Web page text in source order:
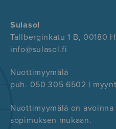
Sulasol
Tallberginkatu 1 B, 00180
info@sulasol.fi
Nuottimyymälä
puh. 050 305 6502 |
Nuottimyymälä on avoinna
sopimuksen mukaan.